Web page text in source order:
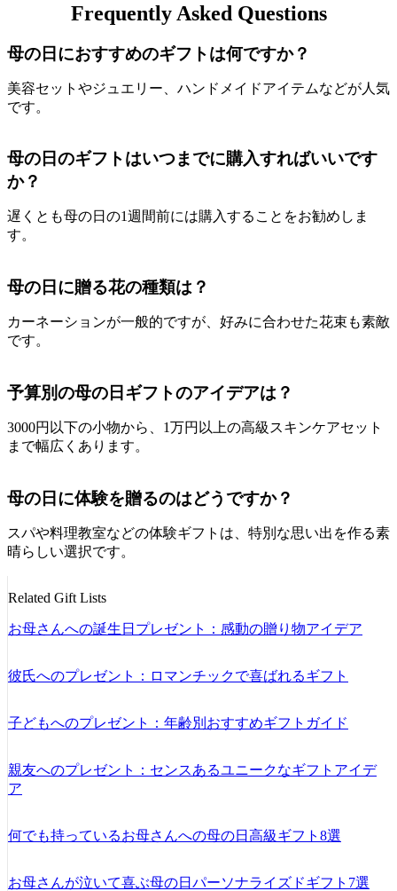
Frequently Asked Questions
母の日におすすめのギフトは何ですか？
美容セットやジュエリー、ハンドメイドアイテムなどが人気
です。
母の日のギフトはいつまでに購入すればいいです
か？
遅くとも母の日の1週間前には購入することをお勧めしま
す。
母の日に贈る花の種類は？
カーネーションが一般的ですが、好みに合わせた花束も素敵
です。
予算別の母の日ギフトのアイデアは？
3000円以下の小物から、1万円以上の高級スキンケアセット
まで幅広くあります。
母の日に体験を贈るのはどうですか？
スパや料理教室などの体験ギフトは、特別な思い出を作る素
晴らしい選択です。
Related Gift Lists
お母さんへの誕生日プレゼント：感動の贈り物アイデア
彼氏へのプレゼント：ロマンチックで喜ばれるギフト
子どもへのプレゼント：年齢別おすすめギフトガイド
親友へのプレゼント：センスあるユニークなギフトアイデ
ア
何でも持っているお母さんへの母の日高級ギフト8選
お母さんが泣いて喜ぶ母の日パーソナライズドギフト7選